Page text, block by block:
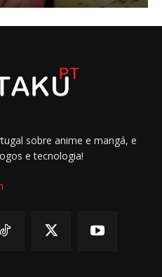
sobre anime e mangá, e
e tecnologia!